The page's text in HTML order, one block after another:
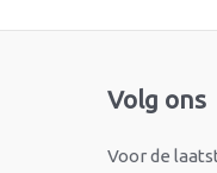
Volg ons
Voor de
Facebook